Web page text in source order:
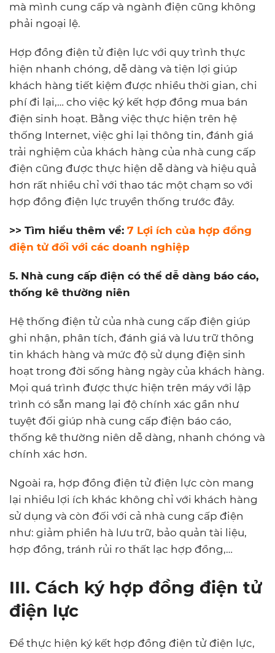
mà mình cung cấp và ngành điện cũng không
phải ngoại lệ.
Hợp đồng điện tử điện lực với quy trình thực
hiện nhanh chóng, dễ dàng và tiện lợi giúp
khách hàng tiết kiệm được nhiều thời gian, chi
phí đi lại,… cho việc ký kết hợp đồng mua bán
điện sinh hoạt. Bằng việc thực hiện trên hệ
thống Internet, việc ghi lại thông tin, đánh giá
trải nghiệm của khách hàng của nhà cung cấp
điện cũng được thực hiện dễ dàng và hiệu quả
hơn rất nhiều chỉ với thao tác một chạm so với
hợp đồng điện lực truyền thống trước đây.
>> Tìm hiểu thêm về: 7 Lợi ích của hợp đồng
điện tử đối với các doanh nghiệp
5. Nhà cung cấp điện có thể dễ dàng báo cáo,
thống kê thường niên
Hệ thống điện tử của nhà cung cấp điện giúp
ghi nhận, phân tích, đánh giá và lưu trữ thông
tin khách hàng và mức độ sử dụng điện sinh
hoạt trong đời sống hàng ngày của khách hàng.
Mọi quá trình được thực hiện trên máy với lập
trình có sẵn mang lại độ chính xác gần như
tuyệt đối giúp nhà cung cấp điện báo cáo,
thống kê thường niên dễ dàng, nhanh chóng và
chính xác hơn.
Ngoài ra, hợp đồng điện tử điện lực còn mang
lại nhiều lợi ích khác không chỉ với khách hàng
sử dụng và còn đối với cả nhà cung cấp điện
như: giảm phiền hà lưu trữ, bảo quản tài liệu,
hợp đồng, tránh rủi ro thất lạc hợp đồng,…
III. Cách ký hợp đồng điện tử
điện lực
Để thực hiện ký kết hợp đồng điện tử điện lực,